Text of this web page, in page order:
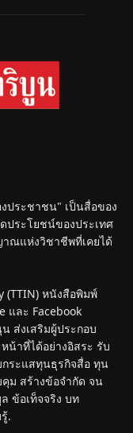
ประชาชน" เป็นสื่อของ
ประโยชน์ของประเทศ
ณแห่งวิชาชีพที่เคยได้
(TTIN) หนังสือพิมพ์
และ Facebook
ส่งเสริมผู้ประกอบ
น้าที่ได้อย่างอิสระ รับ
ระแสทุนธุรกิจสื่อ ทุน
ม สร้างข้อจำกัด จน
ข้อเท็จจริง บท
.